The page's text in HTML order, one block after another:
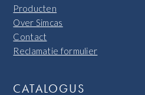
Producten
Over Simcas
Contact
Reclamatie formulier
CATALOGUS